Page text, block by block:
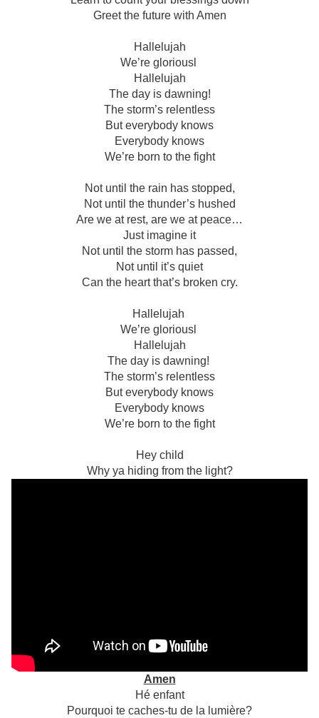
Greet the future with Amen
Hallelujah
We’re gloriousl
Hallelujah
The day is dawning!
The storm’s relentless
But everybody knows
Everybody knows
We’re born to the fight
Not until the rain has stopped,
Not until the thunder’s hushed
Are we at rest, are we at peace…
Just imagine it
Not until the storm has passed,
Not until it’s quiet
Can the heart that’s broken cry.
Hallelujah
We’re gloriousl
Hallelujah
The day is dawning!
The storm’s relentless
But everybody knows
Everybody knows
We’re born to the fight
Hey child
Why ya hiding from the light?
Amen
Hé enfant
Pourquoi te caches-tu de la lumière?